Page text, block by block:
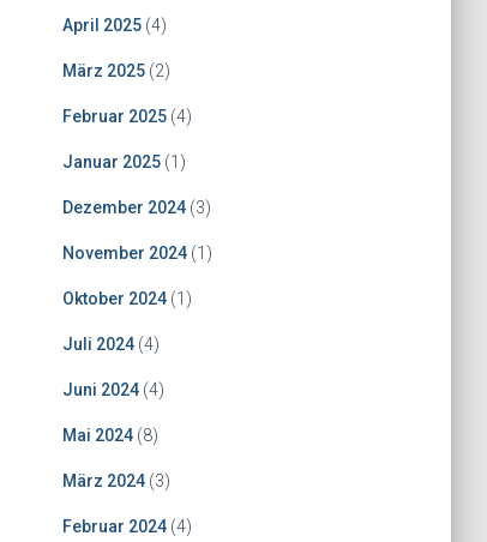
April 2025(4)
März 2025(2)
Februar 2025(4)
Januar 2025(1)
Dezember 2024(3)
November 2024(1)
Oktober 2024(1)
Juli 2024(4)
Juni 2024(4)
Mai 2024(8)
März 2024(3)
Februar 2024(4)